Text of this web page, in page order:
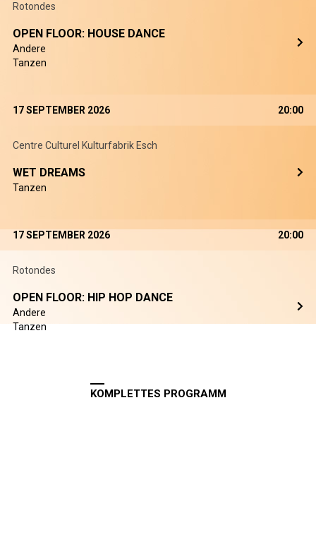
Rotondes
OPEN FLOOR: HOUSE DANCE
Andere
Tanzen
17 SEPTEMBER 2026 20:00
Centre Culturel Kulturfabrik Esch
WET DREAMS
Tanzen
17 SEPTEMBER 2026 20:00
Rotondes
OPEN FLOOR: HIP HOP DANCE
Andere
Tanzen
KOMPLETTES PROGRAMM